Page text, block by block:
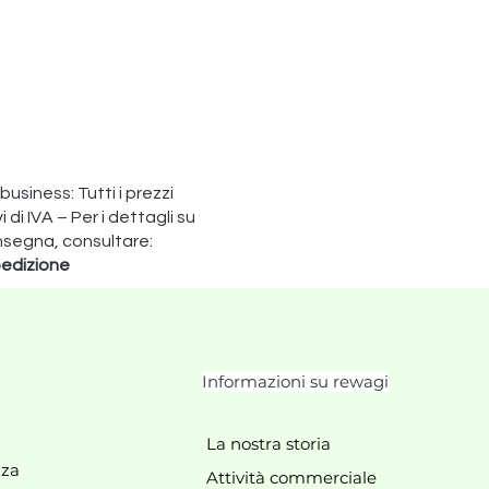
Tutti i prezzi
di IVA – Per i dettagli su
consultare:
Informazioni su rewagi
La nostra storia
Attività commerciale